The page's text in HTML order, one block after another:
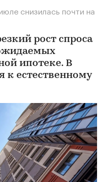
снизилась почти на
рост спроса
ипотеке. В
к естественному